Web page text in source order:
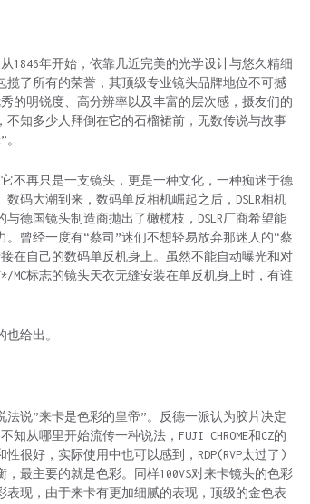
1846年开始，依靠几近完美的光学设计与悠久精细
了所有的荣誉，其顶级专业镜头品牌地位不可撼
的明锐度、高分辨率以及丰富的层次感，摄友们的
知多少人拜倒在它的石榴裙前，无数传说与故事
不再只是一支镜头，更是一种文化，一种痴迷于德
码大潮到来，数码单反相机崛起之后，DSLR相机
德国镜头制造商抛出了橄榄枝，DSLR厂商希望能
曾经一度有“蔡司”迷们不想轻易放弃那迷人的“蔡
在自己的数码单反机身上。虽然不能自动曝光和对
标志的镜头天衣无缝安装在单反机身上时，有谁
给出。
法说”来卡是色彩的皇帝”。反德一派认为胶片决定
从哪里开始流传一种说法，FUJI CHROME和CZ的
性很好，实际使用中也可以感到，RDP(RVP太过了)
最主要的就是色彩。同样100VS对来卡镜头的色彩
现，由于来卡有更加细腻的表现，顶级的金色表